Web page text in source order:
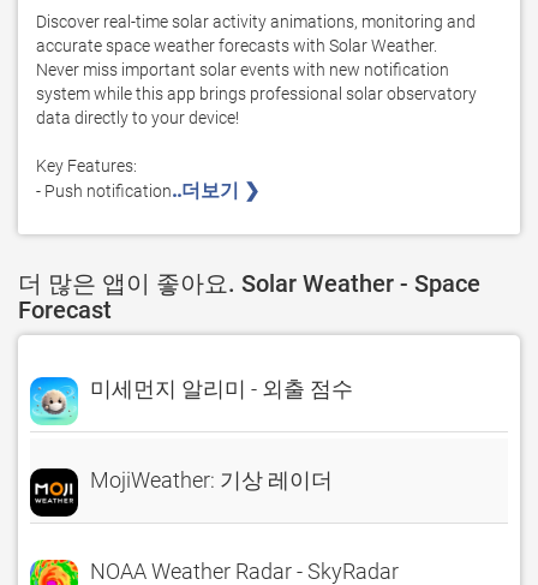
Discover real-time solar activity animations, monitoring and
accurate space weather forecasts with Solar Weather.
Never miss important solar events with new notification
system while this app brings professional solar observatory
data directly to your device!
Key Features:
- Push notification..더보기 ❯
더 많은 앱이 좋아요. Solar Weather - Space
Forecast
미세먼지 알리미 - 외출 점수
MojiWeather: 기상 레이더
NOAA Weather Radar - SkyRadar